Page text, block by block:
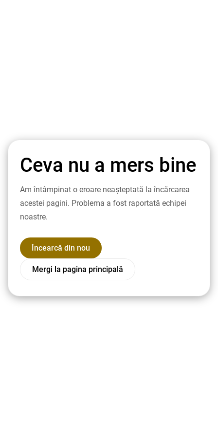
Ceva nu a mers bine
Am întâmpinat o eroare neașteptată la încărcarea
acestei pagini. Problema a fost raportată echipei
noastre.
Încearcă din nou
Mergi la pagina principală